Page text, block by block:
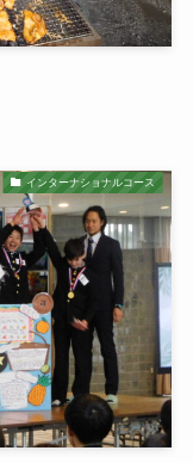
インターナショナルコース